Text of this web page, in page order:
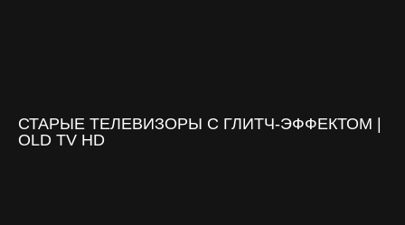
СТАРЫЕ ТЕЛЕВИЗОРЫ С ГЛИТЧ-ЭФФЕКТОМ |
OLD TV HD